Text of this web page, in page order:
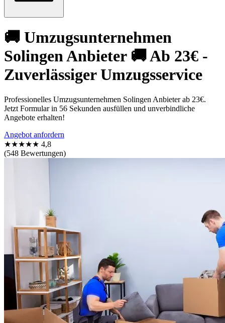
🚚 Umzugsunternehmen
Solingen Anbieter 🚚 Ab 23€ -
Zuverlässiger Umzugsservice
Professionelles Umzugsunternehmen Solingen Anbieter ab 23€.
Jetzt Formular in 56 Sekunden ausfüllen und unverbindliche
Angebote erhalten!
Angebot anfordern
★★★★★ 4,8
(548 Bewertungen)